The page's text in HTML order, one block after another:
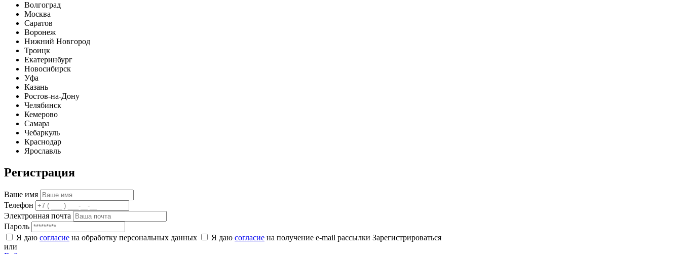
Волгоград
Москва
Саратов
Воронеж
Нижний Новгород
Троицк
Екатеринбург
Новосибирск
Уфа
Казань
Ростов-на-Дону
Челябинск
Кемерово
Самара
Чебаркуль
Краснодар
Ярославль
Регистрация
Ваше имя
Телефон
Электронная почта
Пароль
Я даю согласие на обработку персональных данных Я даю согласие на получение e-mail рассылки Зарегистрироваться
или